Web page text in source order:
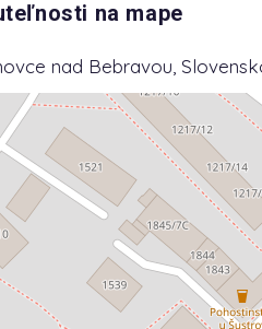
na mape
nad Bebravou,